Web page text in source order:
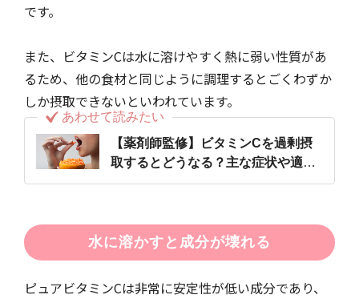
です。
また、ビタミンCは水に溶けやすく熱に弱い性質があ
るため、他の食材と同じように調理するとごくわずか
しか摂取できないといわれています。
あわせて読みたい
【薬剤師監修】ビタミンCを過剰摂
取するとどうなる？主な症状や適切
な摂取量について解説
水に溶かすと成分が壊れる
ピュアビタミンCは非常に安定性が低い成分であり、